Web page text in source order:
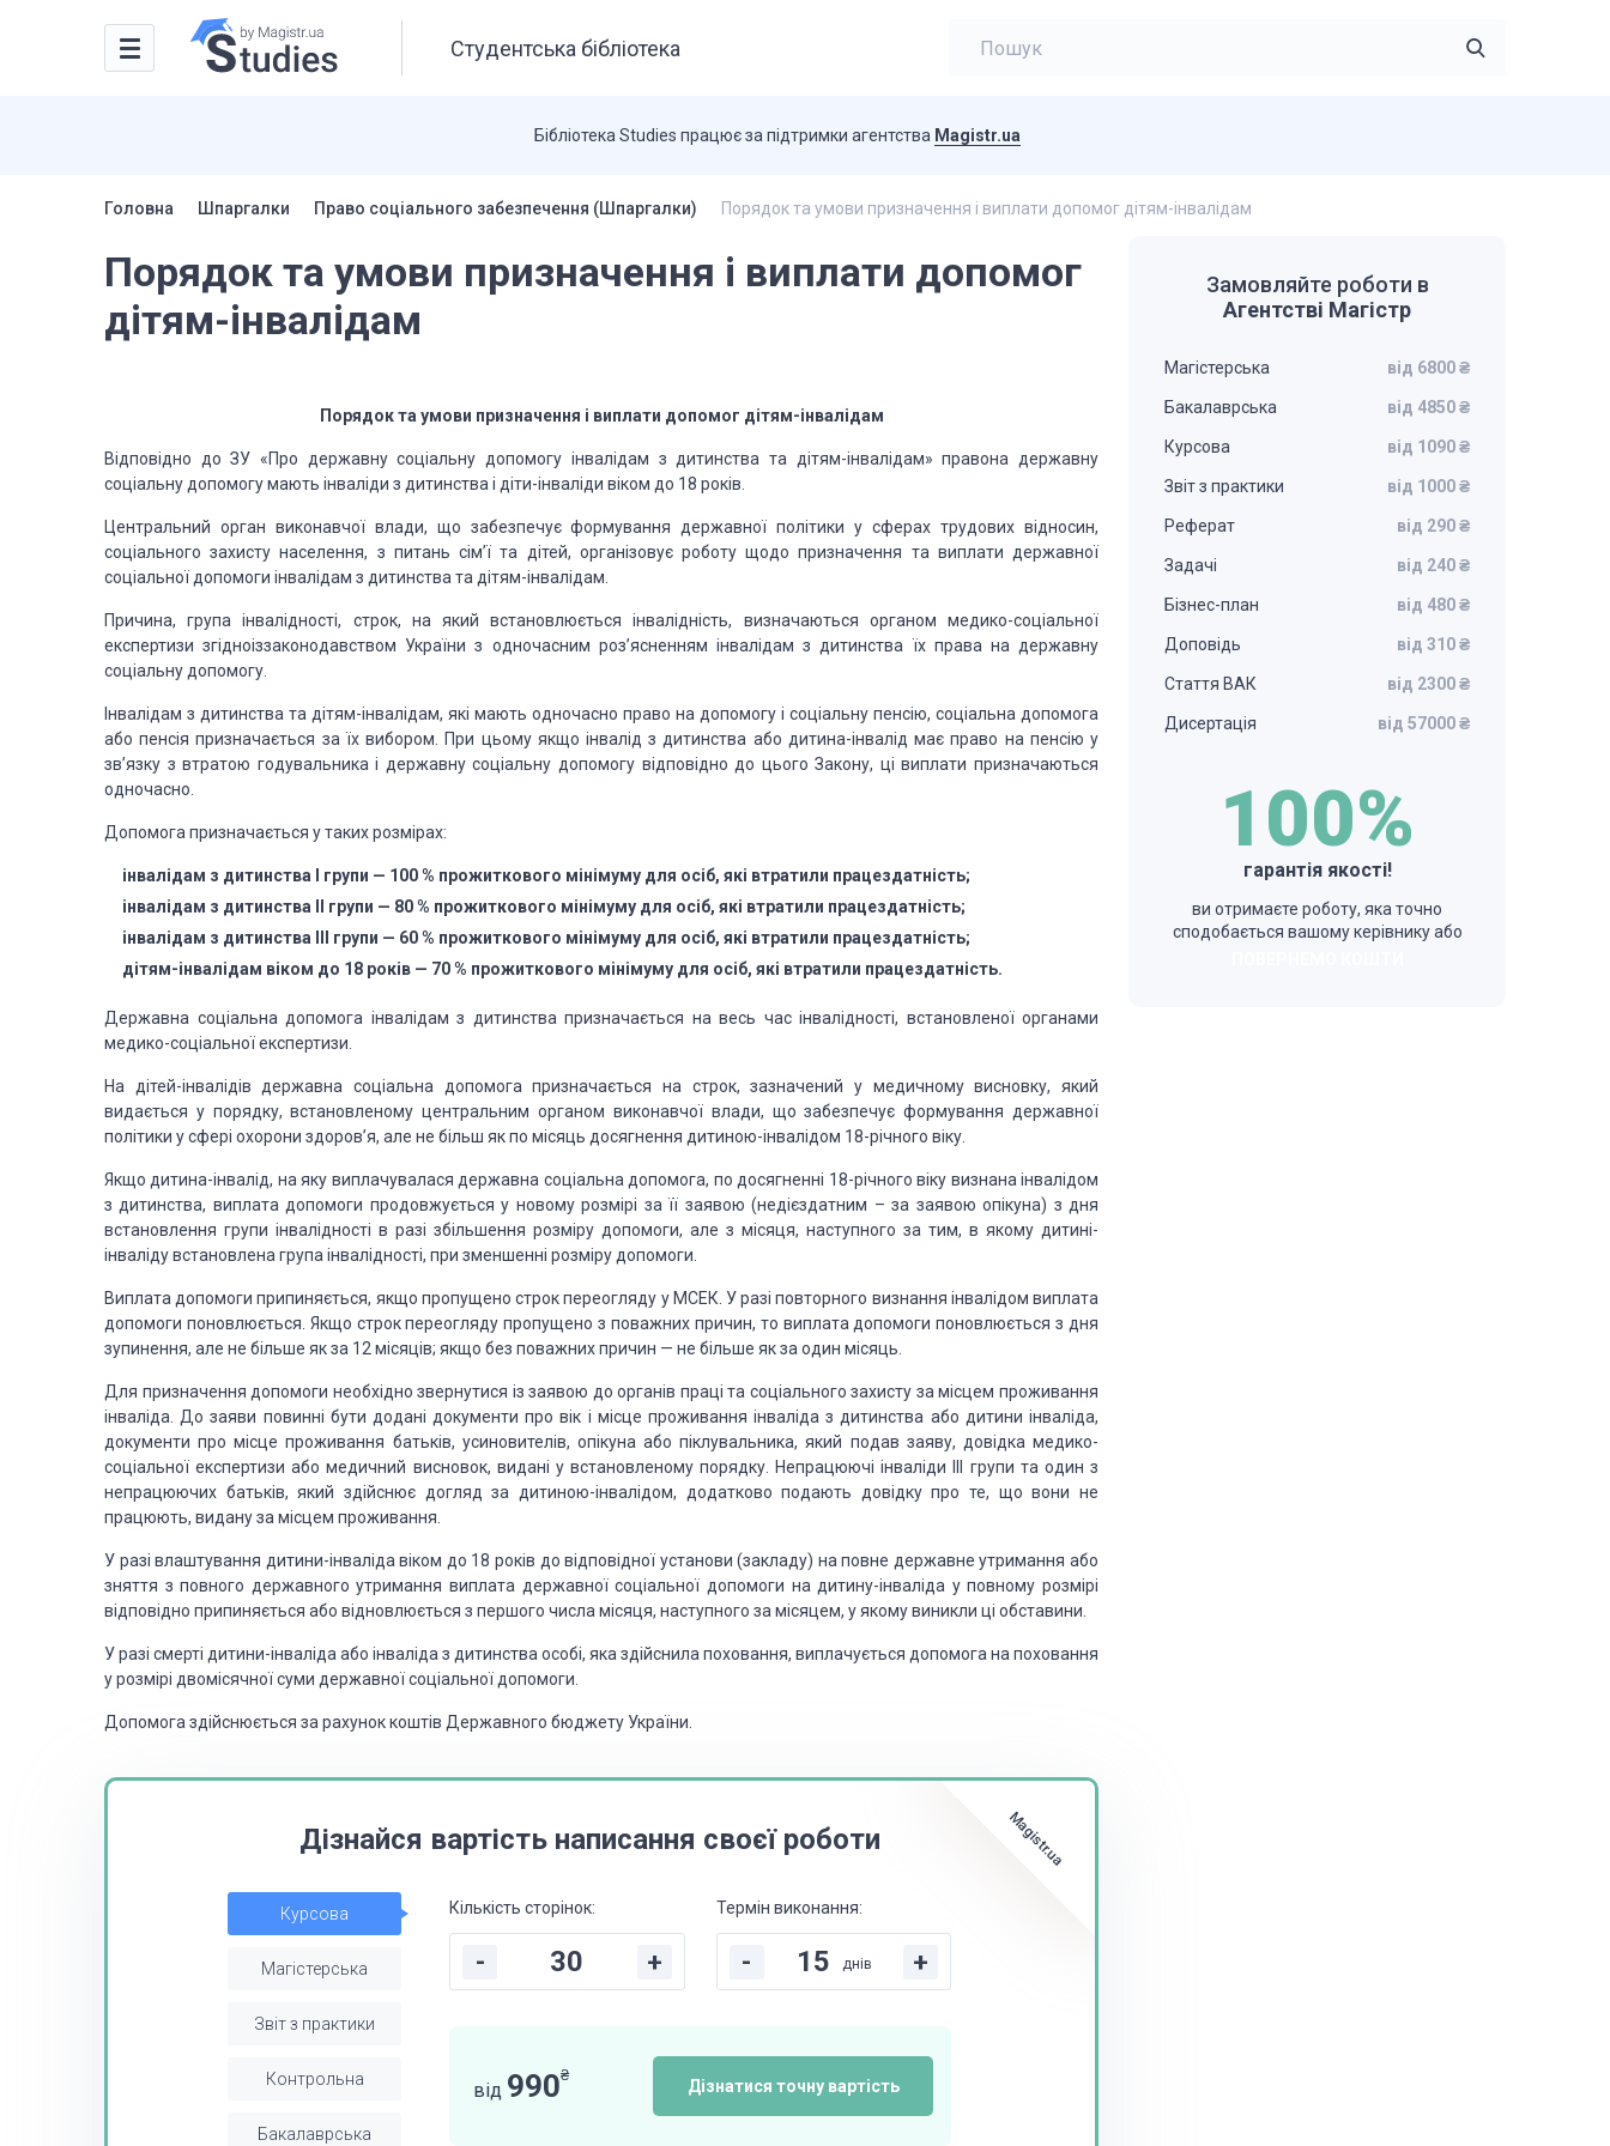
Студентська бібліотека
Бібліотека Studies працює за підтримки агентства Magistr.ua
Головна Шпаргалки Право соціального забезпечення (Шпаргалки) Порядок та умови призначення і виплати допомог дітям-інвалідам
Порядок та умови призначення і виплати допомог
дітям-інвалідам
Порядок та умови призначення і виплати допомог дітям-інвалідам
Відповідно до ЗУ «Про державну соціальну допомогу інвалідам з дитинства та дітям-інвалідам» правона державну
соціальну допомогу мають інваліди з дитинства і діти-інваліди віком до 18 років.
Центральний орган виконавчої влади, що забезпечує формування державної політики у сферах трудових відносин,
соціального захисту населення, з питань сім’ї та дітей, організовує роботу щодо призначення та виплати державної
соціальної допомоги інвалідам з дитинства та дітям-інвалідам.
Причина, група інвалідності, строк, на який встановлюється інвалідність, визначаються органом медико-соціальної
експертизи згідноіззаконодавством України з одночасним роз’ясненням інвалідам з дитинства їх права на державну
соціальну допомогу.
Інвалідам з дитинства та дітям-інвалідам, які мають одночасно право на допомогу і соціальну пенсію, соціальна допомога
або пенсія призначається за їхвибором. При цьому якщо інвалід з дитинства або дитина-інвалід має право на пенсію у
зв’язку з втратою годувальника і державну соціальну допомогу відповідно до цього Закону, ці виплати призначаються
одночасно.
Допомога призначається у таких розмірах:
інвалідам з дитинства І групи — 100 % прожиткового мінімуму для осіб, які втратили працездатність;
інвалідам з дитинства ІІ групи — 80 % прожиткового мінімуму для осіб, які втратили працездатність;
інвалідам з дитинства ІІІ групи — 60 % прожиткового мінімуму для осіб, які втратили працездатність;
дітям-інвалідам віком до 18 років — 70 % прожиткового мінімуму для осіб, які втратили працездатність.
Державна соціальна допомога інвалідам з дитинства призначається на весь час інвалідності, встановленої органами
медико-соціальної експертизи.
На дітей-інвалідів державна соціальна допомога призначається на строк, зазначений у медичному висновку, який
видається у порядку, встановленому центральним органом виконавчої влади, що забезпечує формування державної
політики у сфері охорони здоров’я, але не більш як по місяць досягнення дитиною-інвалідом 18-річного віку.
Якщо дитина-інвалід, на яку виплачувалася державна соціальна допомога, по досягненні 18-річного віку визнана інвалідом
з дитинства, виплата допомоги продовжується у новому розмірі за її заявою (недієздатним – за заявою опікуна) з дня
встановлення групи інвалідності в разі збільшення розміру допомоги, але з місяця, наступного за тим, в якому дитині-
інваліду встановлена група інвалідності, при зменшенні розміру допомоги.
Виплата допомоги припиняється, якщо пропущено строкпереогляду у МСЕК. У разі повторного визнання інвалідом виплата
допомоги поновлюється. Якщо строк переогляду пропущено з поважних причин, то виплата допомоги поновлюється з дня
зупинення, але не більше як за 12 місяців; якщо без поважних причин — не більше як за один місяць.
Для призначення допомоги необхідно звернутися із заявою до органів праці та соціального захисту за місцем проживання
інваліда. До заяви повинні бути додані документи про вік і місце проживання інваліда з дитинства або дитини інваліда,
документи про місце проживання батьків, усиновителів, опікуна або піклувальника, який подав заяву, довідка медико-
соціальної експертизи або медичний висновок, видані у встановленому порядку. Непрацюючі інваліди ІІІ групи та один з
непрацюючих батьків, який здійснює догляд за дитиною-інвалідом, додатково подають довідку про те, що вони не
працюють, видану за місцем проживання.
У разі влаштування дитини-інваліда віком до 18 років до відповідної установи (закладу) на повне державне утримання або
зняття з повного державного утримання виплата державної соціальної допомоги на дитину-інваліда у повному розмірі
відповідно припиняється або відновлюється з першого числа місяця, наступного за місяцем, у якому виникли ці обставини.
У разі смерті дитини-інваліда або інваліда з дитинства особі, яка здійснила поховання, виплачується допомога на поховання
у розмірі двомісячної суми державної соціальної допомоги.
Допомога здійснюється за рахунок коштів Державного бюджету України.
Magistr.ua
Дізнайся вартість написання своєї роботи
Курсова
Магістерська
Звіт з практики
Контрольна
Бакалаврська
Кількість сторінок:
- +
Термін виконання:
- днів +
від 990₴
Дізнатися точну вартість
Замовляйте роботи в
Агентстві Магістр
Магістерська від 6800 ₴
Бакалаврська від 4850 ₴
Курсова від 1090 ₴
Звіт з практики від 1000 ₴
Реферат від 290 ₴
Задачі від 240 ₴
Бізнес-план від 480 ₴
Доповідь від 310 ₴
Стаття ВАК від 2300 ₴
Дисертація від 57000 ₴
100%
гарантія якості!
ви отримаєте роботу, яка точно
сподобається вашому керівнику або